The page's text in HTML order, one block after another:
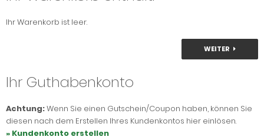
Ihr Warenkorb ist leer.
WEITER
Ihr Guthabenkonto
Achtung:Wenn Sie einen Gutschein/Coupon haben, können Sie
diesen nach dem Erstellen Ihres Kundenkontos hier einlösen.
» Kundenkonto erstellen